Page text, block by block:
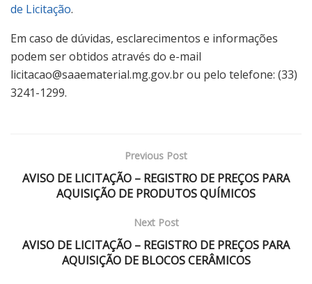
de Licitação.
Em caso de dúvidas, esclarecimentos e informações
podem ser obtidos através do e-mail
licitacao@saaematerial.mg.gov.br ou pelo telefone: (33)
3241-1299.
Previous Post
AVISO DE LICITAÇÃO – REGISTRO DE PREÇOS PARA
AQUISIÇÃO DE PRODUTOS QUÍMICOS
Next Post
AVISO DE LICITAÇÃO – REGISTRO DE PREÇOS PARA
AQUISIÇÃO DE BLOCOS CERÂMICOS